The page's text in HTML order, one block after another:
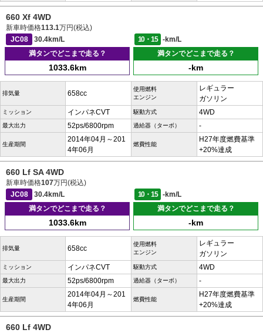
660 Xf 4WD
新車時価格113.1万円(税込)
JC08
30.4km/L 10・15
-km/L
満タンでどこまで走る？
1033.6km
満タンでどこまで走る？
-km
排気量 658cc
使用燃料
エンジン
レギュラー
ガソリン
ミッション インパネCVT 駆動方式 4WD
最大出力 52ps/6800rpm 過給器（ターボ） -
生産期間
2014年04月～201
4年06月
燃費性能
H27年度燃費基準
+20%達成
660 Lf SA 4WD
新車時価格107万円(税込)
JC08
30.4km/L 10・15
-km/L
満タンでどこまで走る？
1033.6km
満タンでどこまで走る？
-km
排気量 658cc
使用燃料
エンジン
レギュラー
ガソリン
ミッション インパネCVT 駆動方式 4WD
最大出力 52ps/6800rpm 過給器（ターボ） -
生産期間
2014年04月～201
4年06月
燃費性能
H27年度燃費基準
+20%達成
660 Lf 4WD